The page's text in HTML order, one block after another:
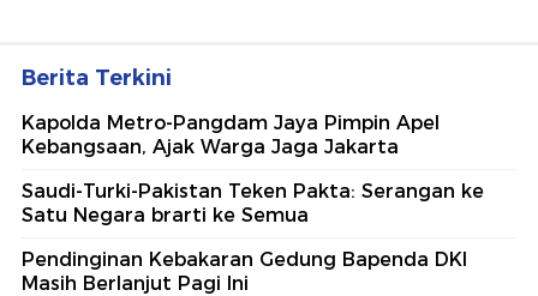
Berita Terkini
Kapolda Metro-Pangdam Jaya Pimpin Apel
Kebangsaan, Ajak Warga Jaga Jakarta
Saudi-Turki-Pakistan Teken Pakta: Serangan ke
Satu Negara brarti ke Semua
Pendinginan Kebakaran Gedung Bapenda DKI
Masih Berlanjut Pagi Ini